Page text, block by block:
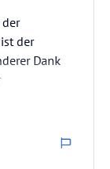
der
Dank
kann und
zu betreten